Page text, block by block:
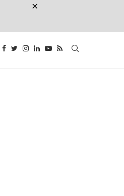
×